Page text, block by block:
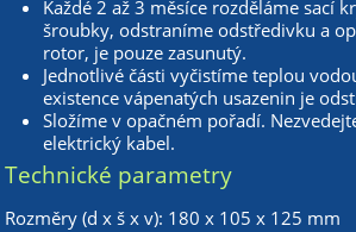
Každé 2 až 3 měsíce rozděláme sací
šroubky, odstraníme odstředivku a
rotor, je pouze zasunutý.
Jednotlivé části vyčistíme teplou
existence vápenatých usazenin je
Složíme v opačném pořadí.
elektrický kabel.
Technické parametry
Rozměry (d x š x v): 180 x 105 x 125 mm